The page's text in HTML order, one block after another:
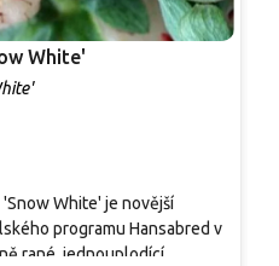
White'
'Snow White' je novější
programu Hansabred v
rané, jednouplodící